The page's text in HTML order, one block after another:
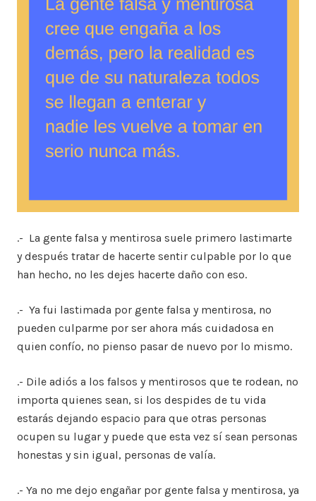
.- La gente falsa y mentirosa suele primero lastimarte
y después tratar de hacerte sentir culpable por lo que
han hecho, no les dejes hacerte daño con eso.
.- Ya fui lastimada por gente falsa y mentirosa, no
pueden culparme por ser ahora más cuidadosa en
quien confío, no pienso pasar de nuevo por lo mismo.
.- Dile adiós a los falsos y mentirosos que te rodean, no
importa quienes sean, si los despides de tu vida
estarás dejando espacio para que otras personas
ocupen su lugar y puede que esta vez sí sean personas
honestas y sin igual, personas de valía.
.- Ya no me dejo engañar por gente falsa y mentirosa, ya